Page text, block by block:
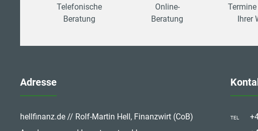
Telefonische
Beratung
Online-
Beratung
Ihrer
Adresse
hellfinanz.de // Rolf-Martin Hell, Finanzwirt (CoB)
TEL